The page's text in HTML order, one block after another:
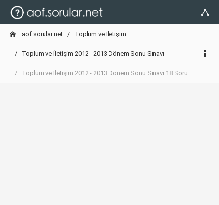
aof.sorular.net Toplum ve İletişim
Toplum ve İletişim 2012 - 2013 Dönem Sonu Sınavı
Toplum ve İletişim 2012 - 2013 Dönem Sonu Sınavı 18.Soru